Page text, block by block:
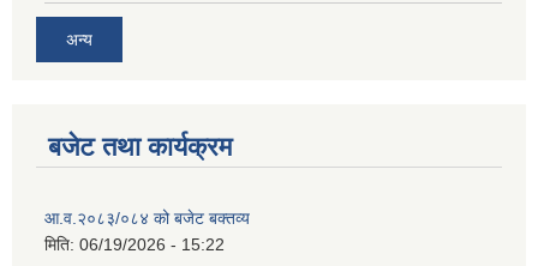
अन्य
बजेट तथा कार्यक्रम
आ.व.२०८३/०८४ को बजेट बक्तव्य
मिति: 06/19/2026 - 15:22